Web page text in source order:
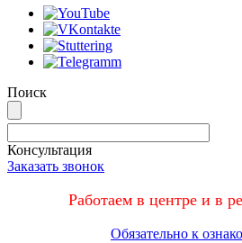
Поиск
Консультация
Заказать звонок
Работаем в центре и в
Обязательно к